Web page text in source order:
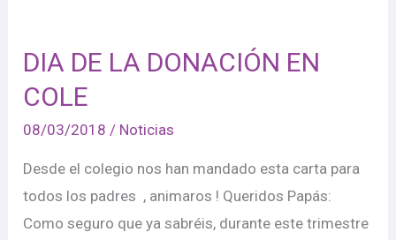
DIA DE LA DONACIÓN EN
COLE
08/03/2018 / Noticias
Desde el colegio nos han mandado esta carta para
todos los padres , animaros ! Queridos Papás:
Como seguro que ya sabréis, durante este trimestre
COLE